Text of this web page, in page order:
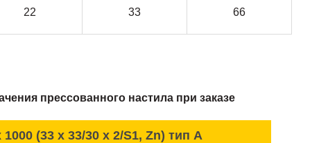
22 33 66
прессованного настила при заказе
1000 (33 x 33/30 x 2/S1, Zn) тип А